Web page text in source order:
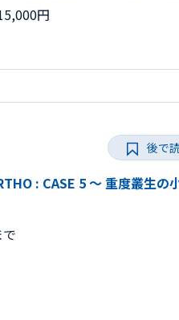
円
: CASE 5 ～ 重度叢生の
後で